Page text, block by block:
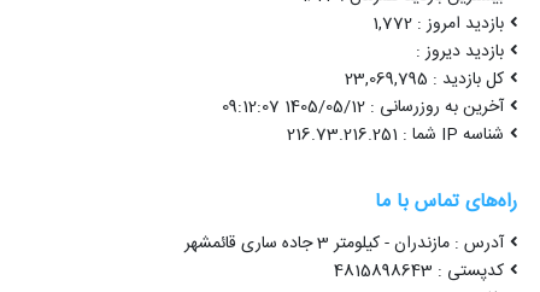
بازدید امروز : 1,772
بازدید دیروز :
کل بازدید : 23,069,795
آخرین به روزرسانی : 1405/05/12 09:12:07
شناسه IP شما : 216.73.216.251
راه‌های تماس با ما
آدرس : مازندران - کیلومتر 3 جاده ساری قائمشهر
کدپستی : 4815898643